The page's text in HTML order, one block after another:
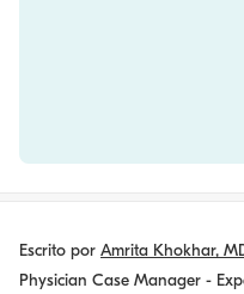
Escrito por Amrita Khokhar,
Physician Case Manager -